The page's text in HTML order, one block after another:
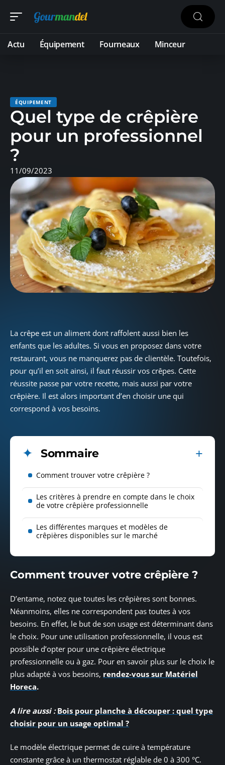
Actu Équipement Fourneaux Minceur
ÉQUIPEMENT
Quel type de crêpière
pour un professionnel
?
11/09/2023
La crêpe est un aliment dont raffolent aussi bien les
enfants que les adultes. Si vous en proposez dans votre
restaurant, vous ne manquerez pas de clientèle. Toutefois,
pour qu’il en soit ainsi, il faut réussir vos crêpes. Cette
réussite passe par votre recette, mais aussi par votre
crêpière. Il est alors important d’en choisir une qui
correspond à vos besoins.
Sommaire
Comment trouver votre crêpière ?
Les critères à prendre en compte dans le choix
de votre crêpière professionnelle
Les différentes marques et modèles de
crêpières disponibles sur le marché
Comment trouver votre crêpière ?
D’entame, notez que toutes les crêpières sont bonnes.
Néanmoins, elles ne correspondent pas toutes à vos
besoins. En effet, le but de son usage est déterminant dans
le choix. Pour une utilisation professionnelle, il vous est
possible d’opter pour une crêpière électrique
professionnelle ou à gaz. Pour en savoir plus sur le choix le
plus adapté à vos besoins, rendez-vous sur Matériel
Horeca.
A lire aussi : Bois pour planche à découper : quel type
choisir pour un usage optimal ?
Le modèle électrique permet de cuire à température
constante grâce à un thermostat réglable de 0 à 300 °C.